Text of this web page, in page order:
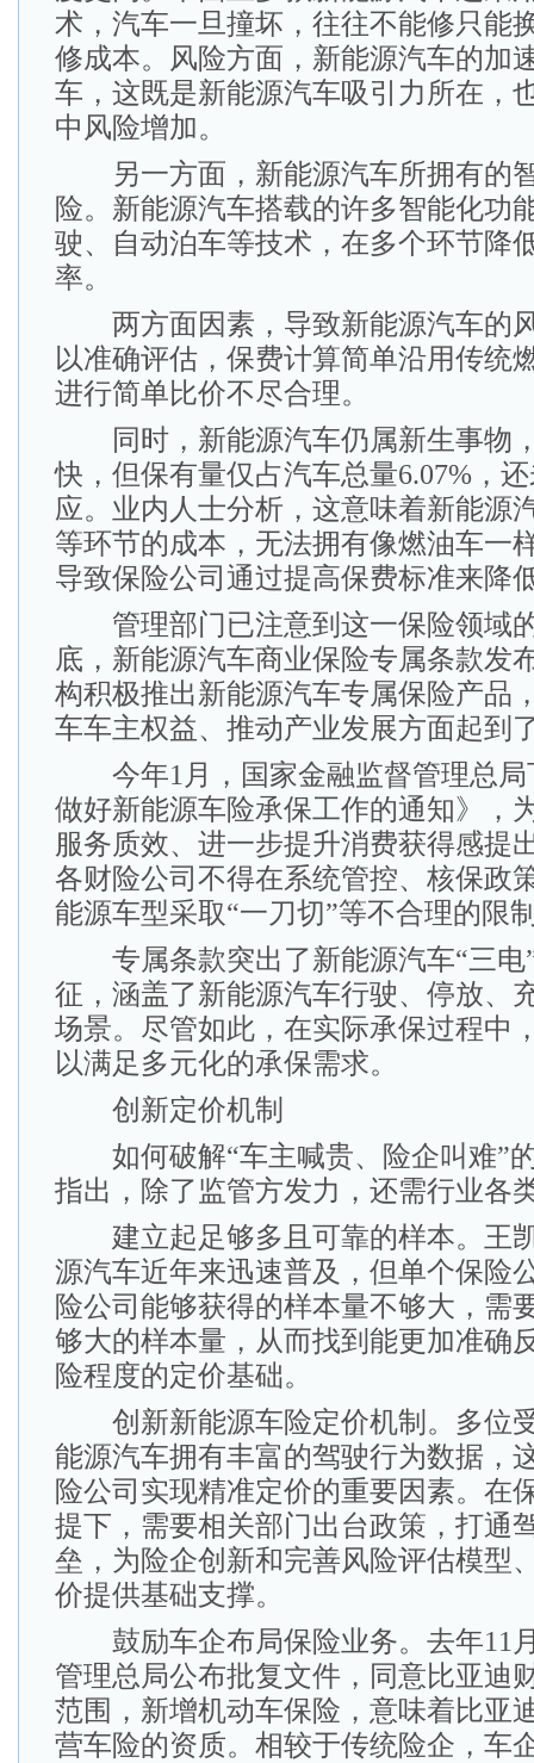
术，汽车一旦撞坏，往往不能修只能
修成本。风险方面，新能源汽车的加
车，这既是新能源汽车吸引力所在，
中风险增加。
另一方面，新能源汽车所拥有的
险。新能源汽车搭载的许多智能化功
驶、自动泊车等技术，在多个环节降
率。
两方面因素，导致新能源汽车的
以准确评估，保费计算简单沿用传统
进行简单比价不尽合理。
同时，新能源汽车仍属新生事物
快，但保有量仅占汽车总量6.07%，
应。业内人士分析，这意味着新能源
等环节的成本，无法拥有像燃油车一
导致保险公司通过提高保费标准来降
管理部门已注意到这一保险领域的
底，新能源汽车商业保险专属条款发
构积极推出新能源汽车专属保险产品
车车主权益、推动产业发展方面起到
今年1月，国家金融监督管理总局
做好新能源车险承保工作的通知》，
服务质效、进一步提升消费获得感提
各财险公司不得在系统管控、核保政
能源车型采取“一刀切”等不合理的限
专属条款突出了新能源汽车“三电
征，涵盖了新能源汽车行驶、停放、
场景。尽管如此，在实际承保过程中
以满足多元化的承保需求。
创新定价机制
如何破解“车主喊贵、险企叫难”
指出，除了监管方发力，还需行业各
建立起足够多且可靠的样本。王
源汽车近年来迅速普及，但单个保险
险公司能够获得的样本量不够大，需
够大的样本量，从而找到能更加准确
险程度的定价基础。
创新新能源车险定价机制。多位
能源汽车拥有丰富的驾驶行为数据，
险公司实现精准定价的重要因素。在
提下，需要相关部门出台政策，打通
垒，为险企创新和完善风险评估模型
价提供基础支撑。
鼓励车企布局保险业务。去年11
管理总局公布批复文件，同意比亚迪
范围，新增机动车保险，意味着比亚
营车险的资质。相较于传统险企，车